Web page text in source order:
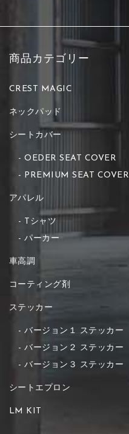
商品カテゴリー
CREST MAGIC
ネックパッド
シートカバー
OEDER SEAT COVER
PREMIUM SEAT COVER
アパレル
Tシャツ
パーカー
車高調
コーティング剤
ステッカー
バージョン１ ステッカー
バージョン２ ステッカー
バージョン３ ステッカー
シートエプロン
LM KIT